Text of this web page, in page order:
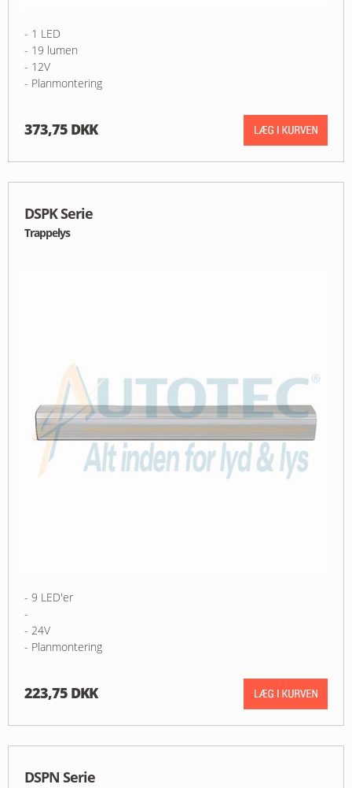
- 1 LED
- 19 lumen
- 12V
- Planmontering
373,75 DKK
DSPK Serie
Trappelys
- 9 LED'er
-
- 24V
- Planmontering
223,75 DKK
DSPN Serie